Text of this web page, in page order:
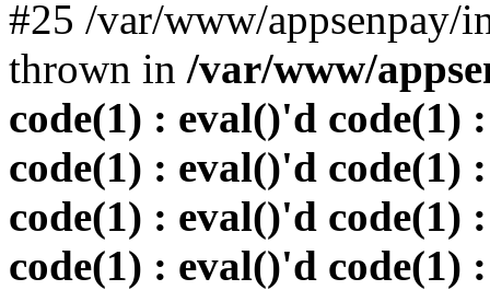
#25 /var/www/
thrown in /var/www/
code(1) : eval()'d code(1)
code(1) : eval()'d code(1)
code(1) : eval()'d code(1)
code(1) : eval()'d code(1)